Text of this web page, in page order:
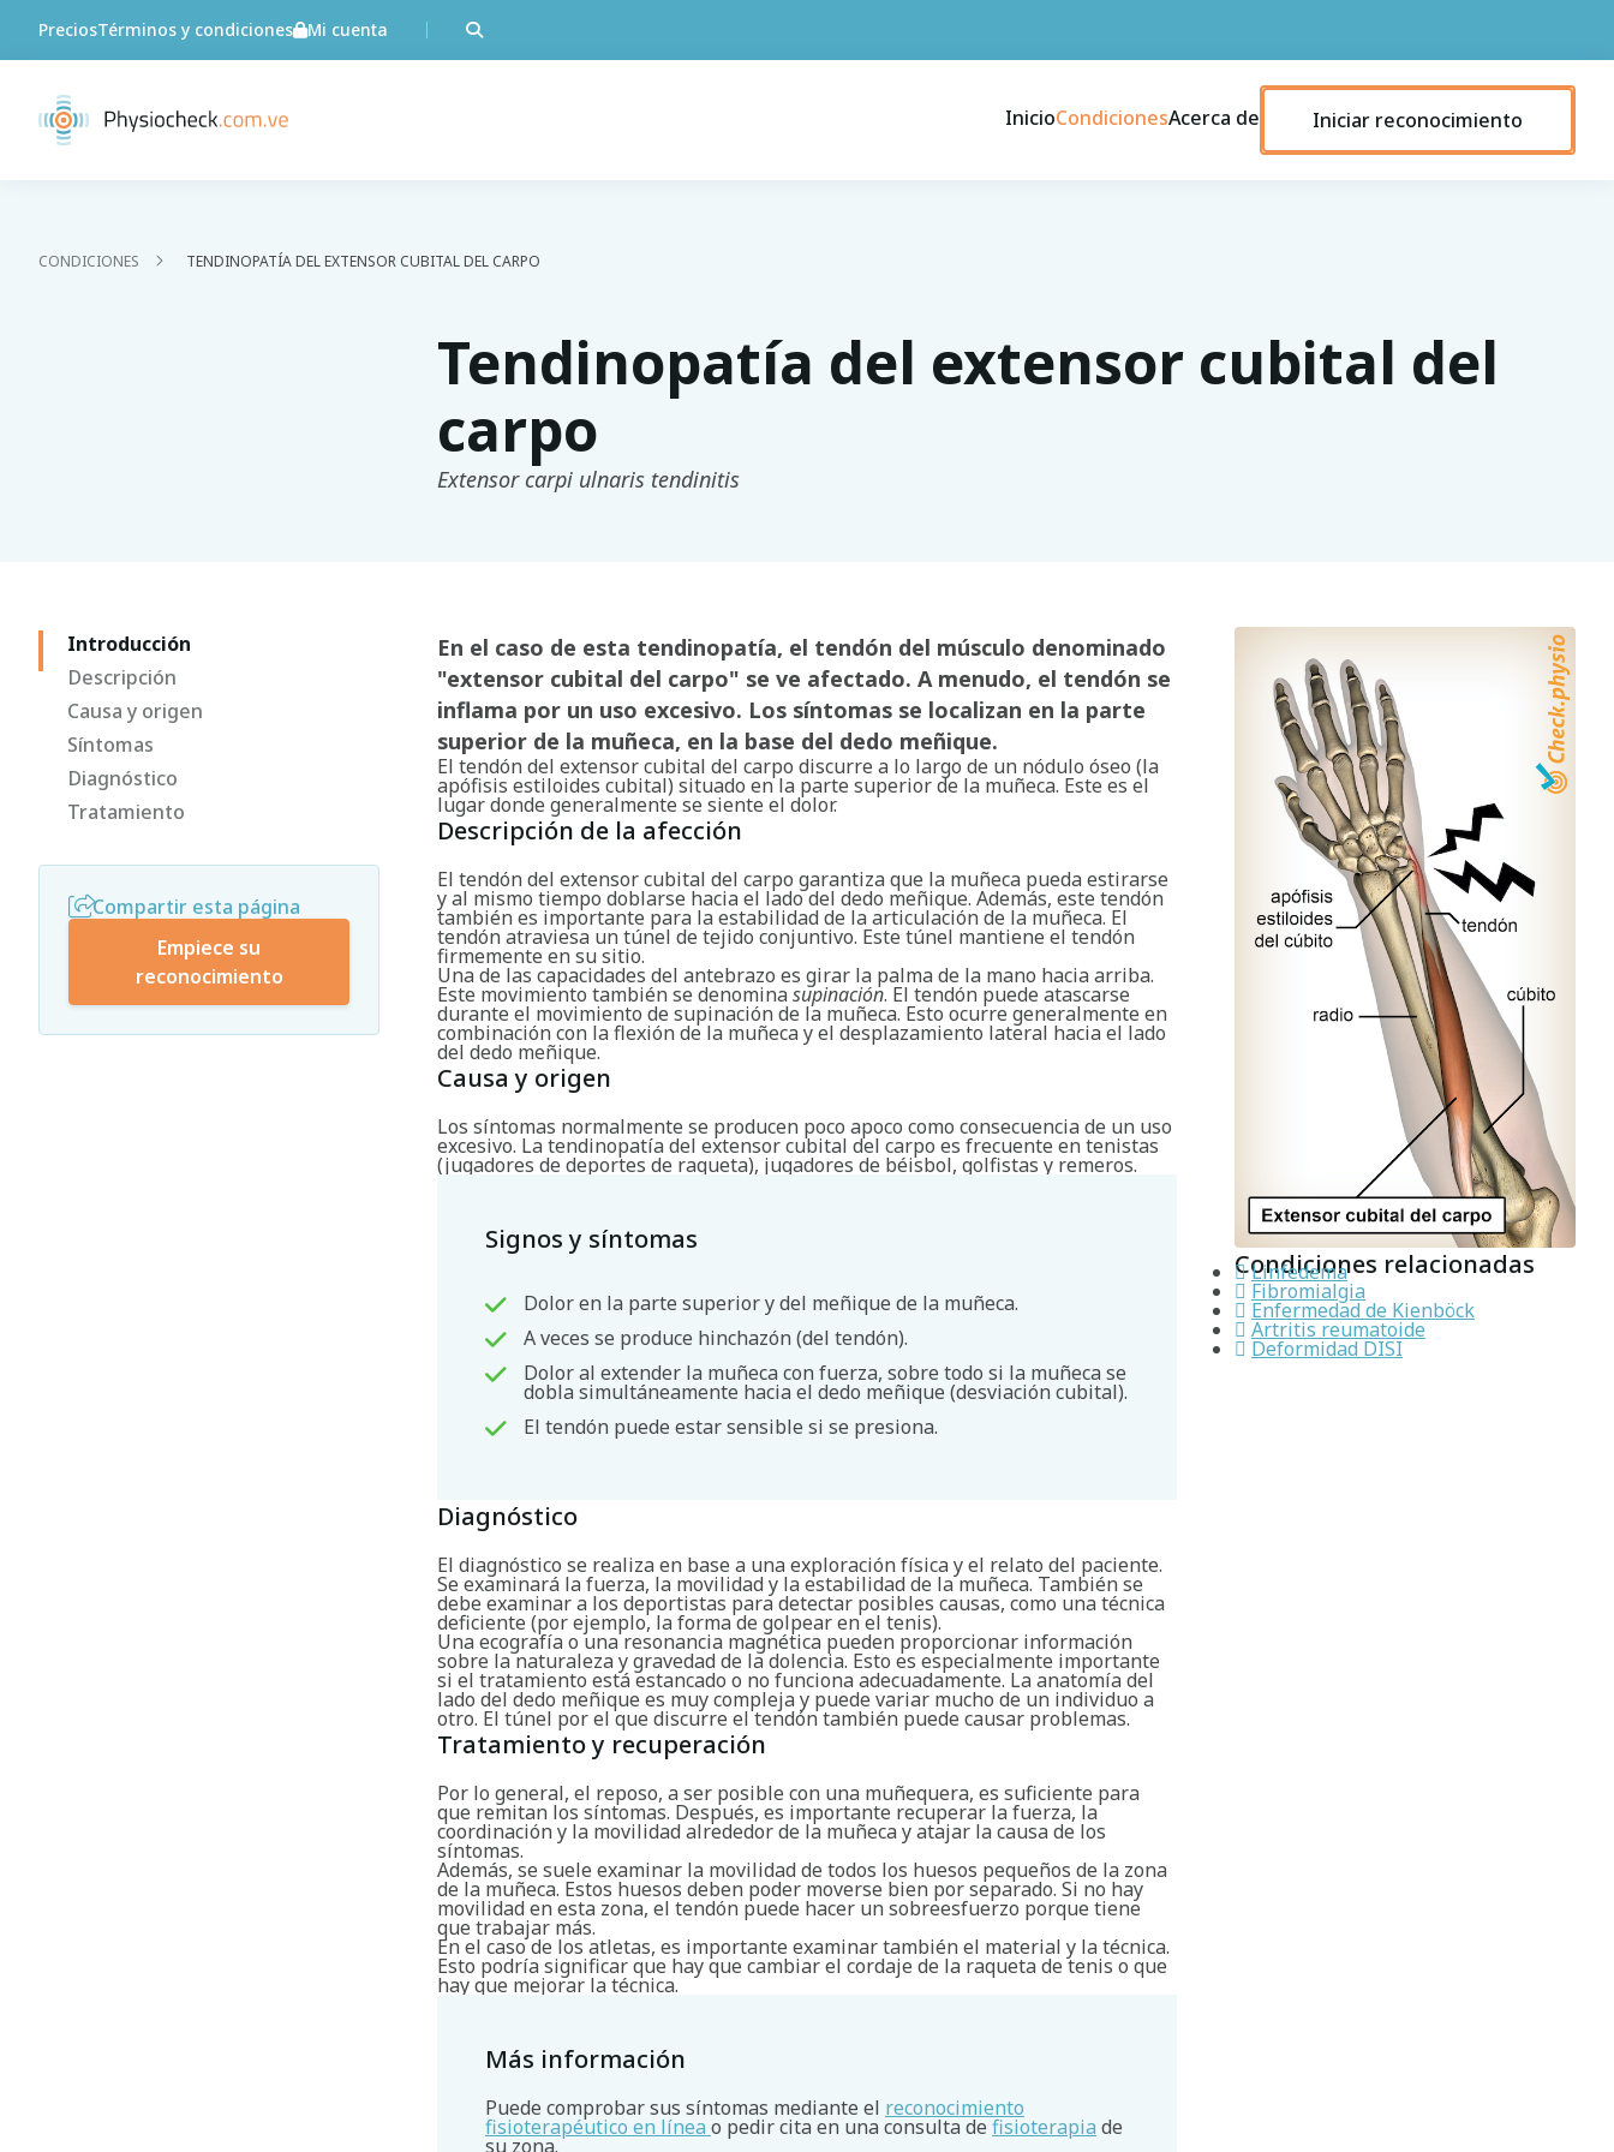
PreciosTérminos y condiciones Mi cuenta
InicioCondicionesAcerca de Iniciar reconocimiento
CONDICIONES TENDINOPATÍA DEL EXTENSOR CUBITAL DEL CARPO
Tendinopatía del extensor cubital del
carpo
Extensor carpi ulnaris tendinitis
Introducción
Descripción
Causa y origen
Síntomas
Diagnóstico
Tratamiento
Compartir esta página
Empiece su
reconocimiento
En el caso de esta tendinopatía, el tendón del músculo denominado
"extensor cubital del carpo" se ve afectado. A menudo, el tendón se
inflama por un uso excesivo. Los síntomas se localizan en la parte
superior de la muñeca, en la base del dedo meñique.
El tendón del extensor cubital del carpo discurre a lo largo de un nódulo óseo (la
apófisis estiloides cubital) situado en la parte superior de la muñeca. Este es el
lugar donde generalmente se siente el dolor.
Descripción de la afección
El tendón del extensor cubital del carpo garantiza que la muñeca pueda estirarse
y al mismo tiempo doblarse hacia el lado del dedo meñique. Además, este tendón
también es importante para la estabilidad de la articulación de la muñeca. El
tendón atraviesa un túnel de tejido conjuntivo. Este túnel mantiene el tendón
firmemente en su sitio.
Una de las capacidades del antebrazo es girar la palma de la mano hacia arriba.
Este movimiento también se denomina supinación. El tendón puede atascarse
durante el movimiento de supinación de la muñeca. Esto ocurre generalmente en
combinación con la flexión de la muñeca y el desplazamiento lateral hacia el lado
del dedo meñique.
Causa y origen
Los síntomas normalmente se producen poco apoco como consecuencia de un uso
excesivo. La tendinopatía del extensor cubital del carpo es frecuente en tenistas
(jugadores de deportes de raqueta), jugadores de béisbol, golfistas y remeros.
Signos y síntomas
Dolor en la parte superior y del meñique de la muñeca.
A veces se produce hinchazón (del tendón).
Dolor al extender la muñeca con fuerza, sobre todo si la muñeca se
dobla simultáneamente hacia el dedo meñique (desviación cubital).
El tendón puede estar sensible si se presiona.
Diagnóstico
El diagnóstico se realiza en base a una exploración física y el relato del paciente.
Se examinará la fuerza, la movilidad y la estabilidad de la muñeca. También se
debe examinar a los deportistas para detectar posibles causas, como una técnica
deficiente (por ejemplo, la forma de golpear en el tenis).
Una ecografía o una resonancia magnética pueden proporcionar información
sobre la naturaleza y gravedad de la dolencia. Esto es especialmente importante
si el tratamiento está estancado o no funciona adecuadamente. La anatomía del
lado del dedo meñique es muy compleja y puede variar mucho de un individuo a
otro. El túnel por el que discurre el tendón también puede causar problemas.
Tratamiento y recuperación
Por lo general, el reposo, a ser posible con una muñequera, es suficiente para
que remitan los síntomas. Después, es importante recuperar la fuerza, la
coordinación y la movilidad alrededor de la muñeca y atajar la causa de los
síntomas.
Además, se suele examinar la movilidad de todos los huesos pequeños de la zona
de la muñeca. Estos huesos deben poder moverse bien por separado. Si no hay
movilidad en esta zona, el tendón puede hacer un sobreesfuerzo porque tiene
que trabajar más.
En el caso de los atletas, es importante examinar también el material y la técnica.
Esto podría significar que hay que cambiar el cordaje de la raqueta de tenis o que
hay que mejorar la técnica.
Más información
Puede comprobar sus síntomas mediante el reconocimiento
fisioterapéutico en línea o pedir cita en una consulta de fisioterapia de
su zona.
Condiciones relacionadas
Linfedema
Fibromialgia
Enfermedad de Kienböck
Artritis reumatoide
Deformidad DISI